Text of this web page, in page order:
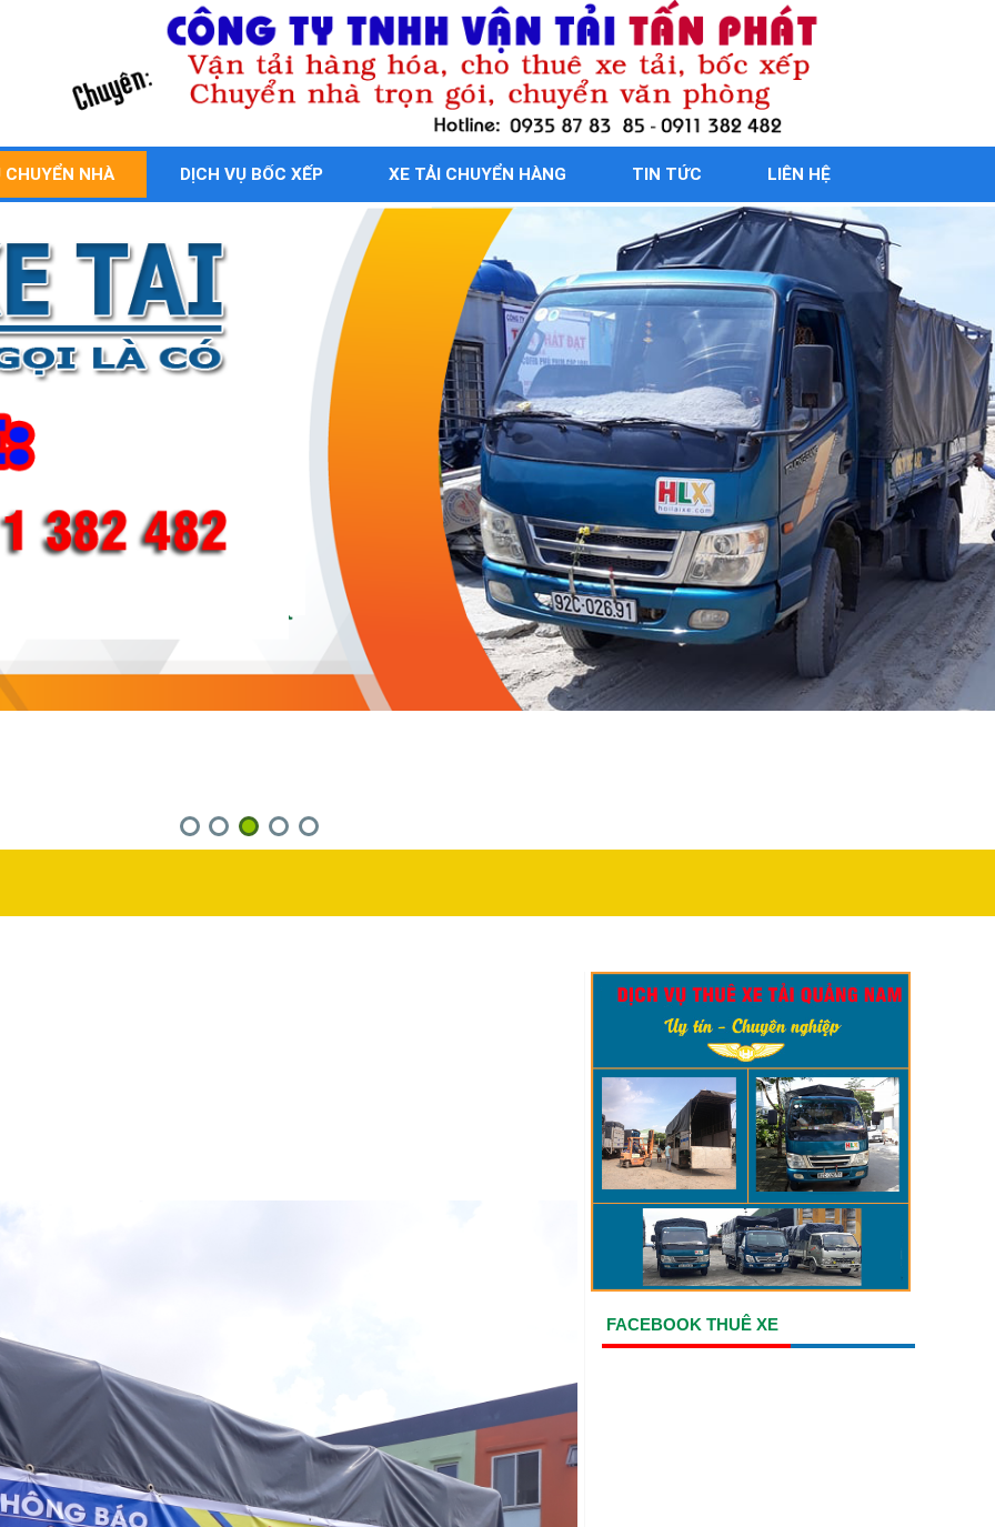
CHUYỂN NHÀ DỊCH VỤ BỐC XẾP XE TẢI CHUYỂN HÀNG TIN TỨC LIÊN HỆ
FACEBOOK THUÊ XE